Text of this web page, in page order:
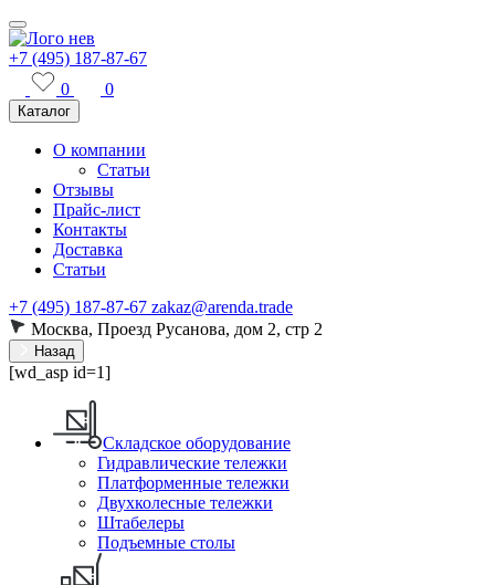
+7 (495) 187-87-67
0
0
Каталог
О компании
Статьи
Отзывы
Прайс-лист
Контакты
Доставка
Статьи
+7 (495) 187-87-67 zakaz@arenda.trade
Москва, Проезд Русанова, дом 2, стр 2
Назад
[wd_asp id=1]
Складское оборудование
Гидравлические тележки
Платформенные тележки
Двухколесные тележки
Штабелеры
Подъемные столы